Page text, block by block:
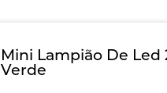
Mini Lampião De
Verde